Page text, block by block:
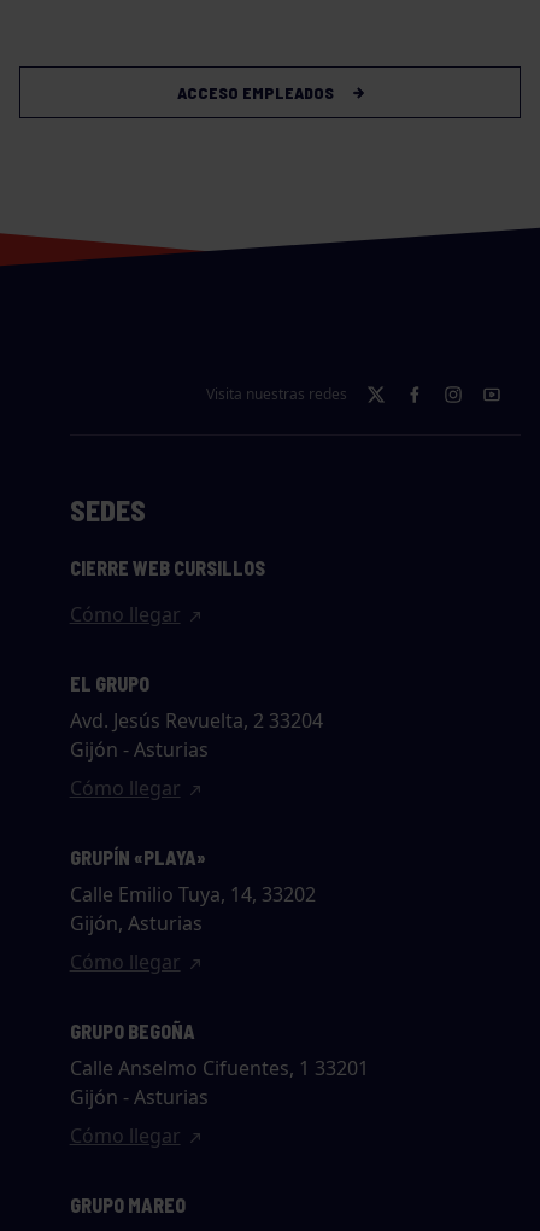
ACCESO EMPLEADOS
Visita nuestras redes
SEDES
CIERRE WEB CURSILLOS
Cómo llegar
EL GRUPO
Avd. Jesús Revuelta, 2 33204
Gijón - Asturias
Cómo llegar
GRUPÍN «PLAYA»
Calle Emilio Tuya, 14, 33202
Gijón, Asturias
Cómo llegar
GRUPO BEGOÑA
Calle Anselmo Cifuentes, 1 33201
Gijón - Asturias
Cómo llegar
GRUPO MAREO